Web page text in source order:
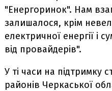
"Енергоринок". Нам
залишалося, крім
електричної енергії і
від провайдерів".
У ті часи на підтримку
районів Черкаської